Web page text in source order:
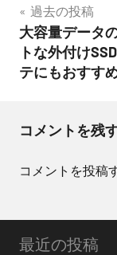
投
稿
ナ
ゲ
ー
ョ
過去の投稿
大容量データ
トな外付け
テにもおすす
コメントを残
コメントを投稿
最近の投稿